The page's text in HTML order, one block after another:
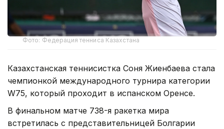
Фото: Федерация тенниса Казахстана
Казахстанская теннисистка Соня Жиенбаева стала
чемпионкой международного турнира категории
W75, который проходит в испанском Оренсе.
В финальном матче 738-я ракетка мира
встретилась с представительницей Болгарии